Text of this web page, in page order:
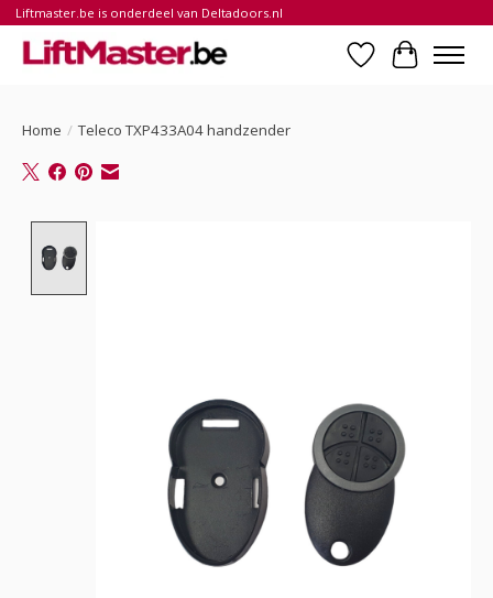
Liftmaster.be is onderdeel van Deltadoors.nl
Verlanglijst
Home / Teleco TXP433A04 handzender